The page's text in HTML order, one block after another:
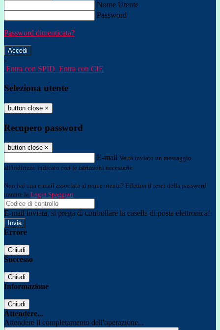
Nome Utente
Password
Password dimenticata?
-
Entra con SPID Entra con CIE
Seleziona utente
button close ×
Recupero password
button close ×
E-mail Verrà inviato un messaggio
all'indirizzo indicato con le istruzioni necessarie.
Non hai una e-mail associata al nome utente? Effettua il reset della password
tramite la Login Spaggiari
E-mail inviata, si prega di controllare la casella di posta elettronica!
Errore
Chiudi
Successo
Chiudi
Informazione
Chiudi
Attendere...
Attendere il completamento dell'operazione...